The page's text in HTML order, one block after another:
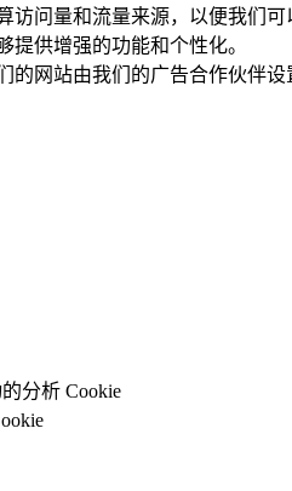
访问量和流量来源，以便我们可
提供增强的功能和个性化。
的网站由我们的广告合作伙伴设
分析 Cookie